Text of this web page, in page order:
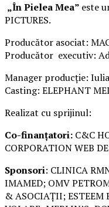
„În Pielea Mea” este
PICTURES.
Producător asociat:
Producător executiv:
Manager producție: Iulia
Casting: ELEPHANT
Realizat cu sprijinul:
Co-finanțatori: C&C
CORPORATION WEB
Sponsori: CLINICA
IMAMED; OMV
& ASOCIAȚII; ESTEEM